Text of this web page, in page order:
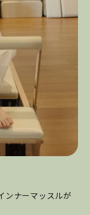
ンナーマッスルが